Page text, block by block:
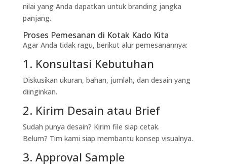
nilai yang Anda dapatkan untuk branding jangka
panjang.
Proses Pemesanan di Kotak Kado Kita
Agar Anda tidak ragu, berikut alur pemesanannya:
1. Konsultasi Kebutuhan
Diskusikan ukuran, bahan, jumlah, dan desain yang
diinginkan.
2. Kirim Desain atau Brief
Sudah punya desain? Kirim file siap cetak.
Belum? Tim kami siap membantu konsep visualnya.
3. Approval Sample